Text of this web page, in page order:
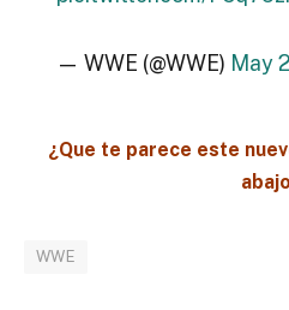
— WWE (@WWE) May
¿Que te parece este
WWE